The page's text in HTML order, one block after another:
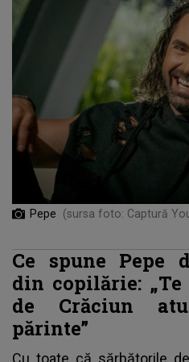
Pepe (sursa foto: Captură
Ce spune Pepe
din copilărie:
de Crăciun
părinte”
Cu toate că sărbătorile